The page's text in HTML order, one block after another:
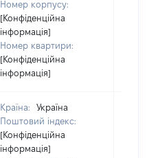
Номер корпусу:
[Конфіденційна
інформація]
Номер квартири:
[Конфіденційна
інформація]
Країна:
Україна
Поштовий індекс:
[Конфіденційна
інформація]